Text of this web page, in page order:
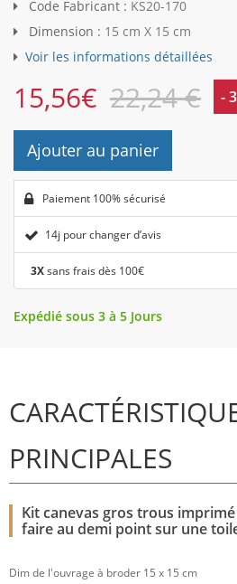
Code Fabricant : KS20-170
Dimension : 15 cm X 15 cm
Voir les informations détaillées
15,56€ 22,24 € -
Ajouter au panier
Paiement 100% sécurisé
14j pour changer d’avis
3Xsans frais dès 100€
Expédié sous 3 à 5 Jours
PRINCIPALES
Kit canevas gros trous
faire au demi point sur une
Dim de l'ouvrage à broder 15 x 15 cm